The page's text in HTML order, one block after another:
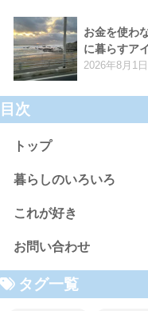
お金を使わ
に暮らすア
2026年8月1日
目次
トップ
暮らしのいろいろ
これが好き
お問い合わせ
タグ一覧